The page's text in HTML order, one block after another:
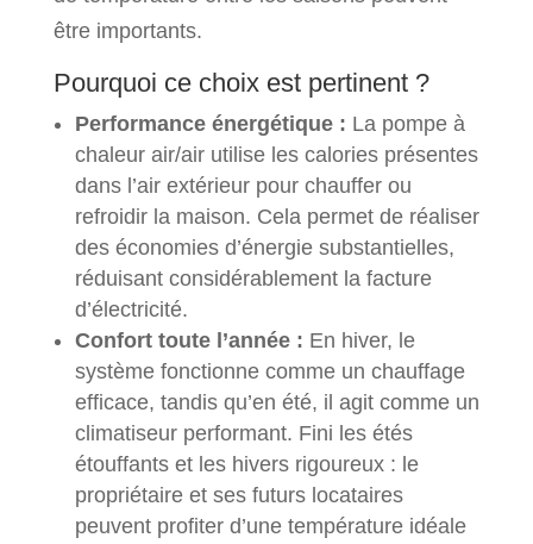
être importants.
Pourquoi ce choix est pertinent ?
Performance énergétique : La pompe à
chaleur air/air utilise les calories présentes
dans l’air extérieur pour chauffer ou
refroidir la maison. Cela permet de réaliser
des économies d’énergie substantielles,
réduisant considérablement la facture
d’électricité.
Confort toute l’année : En hiver, le
système fonctionne comme un chauffage
efficace, tandis qu’en été, il agit comme un
climatiseur performant. Fini les étés
étouffants et les hivers rigoureux : le
propriétaire et ses futurs locataires
peuvent profiter d’une température idéale